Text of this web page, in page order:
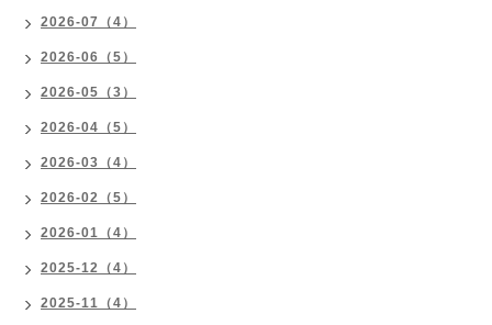
2026-07（4）
2026-06（5）
2026-05（3）
2026-04（5）
2026-03（4）
2026-02（5）
2026-01（4）
2025-12（4）
2025-11（4）